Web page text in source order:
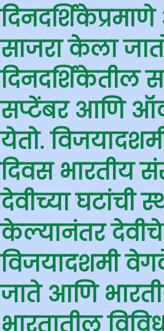
साजरा केला
दिनदर्शिकेतील
सप्टेंबर आणि
येतो.
दिवस भारतीय
देवीच्या घटांची
केल्यानंतर देवीचे
विजयादशमी
जाते आणि